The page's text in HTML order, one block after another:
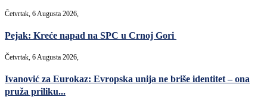
Četvrtak, 6 Augusta 2026,
Pejak: Kreće napad na SPC u Crnoj Gori
Četvrtak, 6 Augusta 2026,
Ivanović za Eurokaz: Evropska unija ne briše identitet – ona
pruža priliku...